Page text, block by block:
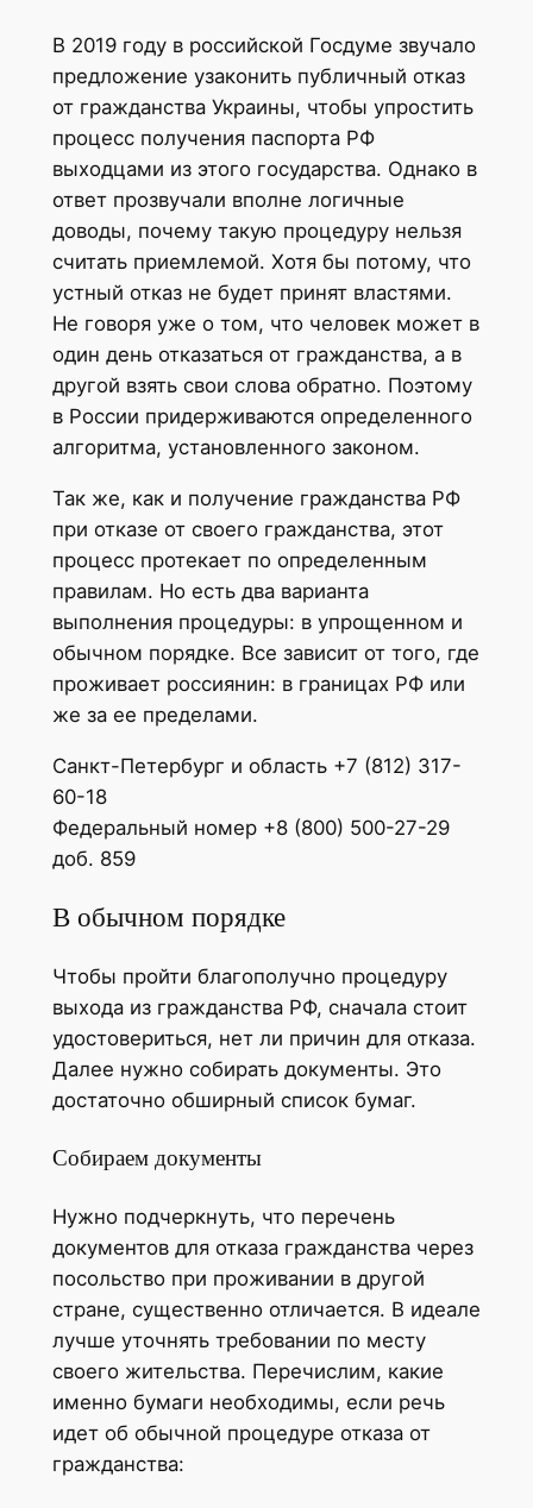
В 2019 году в российской Госдуме звучало
предложение узаконить публичный отказ
от гражданства Украины, чтобы упростить
процесс получения паспорта РФ
выходцами из этого государства. Однако в
ответ прозвучали вполне логичные
доводы, почему такую процедуру нельзя
считать приемлемой. Хотя бы потому, что
устный отказ не будет принят властями.
Не говоря уже о том, что человек может в
один день отказаться от гражданства, а в
другой взять свои слова обратно. Поэтому
в России придерживаются определенного
алгоритма, установленного законом.
Так же, как и получение гражданства РФ
при отказе от своего гражданства, этот
процесс протекает по определенным
правилам. Но есть два варианта
выполнения процедуры: в упрощенном и
обычном порядке. Все зависит от того, где
проживает россиянин: в границах РФ или
же за ее пределами.
Санкт-Петербург и область +7 (812) 317-
60-18
Федеральный номер +8 (800) 500-27-29
доб. 859
В обычном порядке
Чтобы пройти благополучно процедуру
выхода из гражданства РФ, сначала стоит
удостовериться, нет ли причин для отказа.
Далее нужно собирать документы. Это
достаточно обширный список бумаг.
Собираем документы
Нужно подчеркнуть, что перечень
документов для отказа гражданства через
посольство при проживании в другой
стране, существенно отличается. В идеале
лучше уточнять требовании по месту
своего жительства. Перечислим, какие
именно бумаги необходимы, если речь
идет об обычной процедуре отказа от
гражданства: